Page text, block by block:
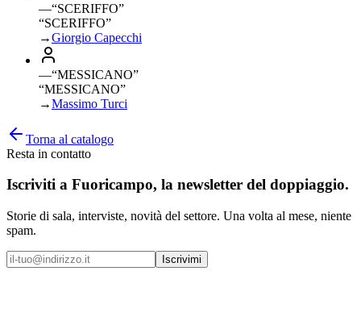
—“SCERIFFO”
“SCERIFFO”
→Giorgio Capecchi
—“MESSICANO”
“MESSICANO”
→Massimo Turci
Torna al catalogo
Resta in contatto
Iscriviti a Fuoricampo, la newsletter del doppiaggio.
Storie di sala, interviste, novità del settore. Una volta al mese, niente
spam.
Iscrivimi